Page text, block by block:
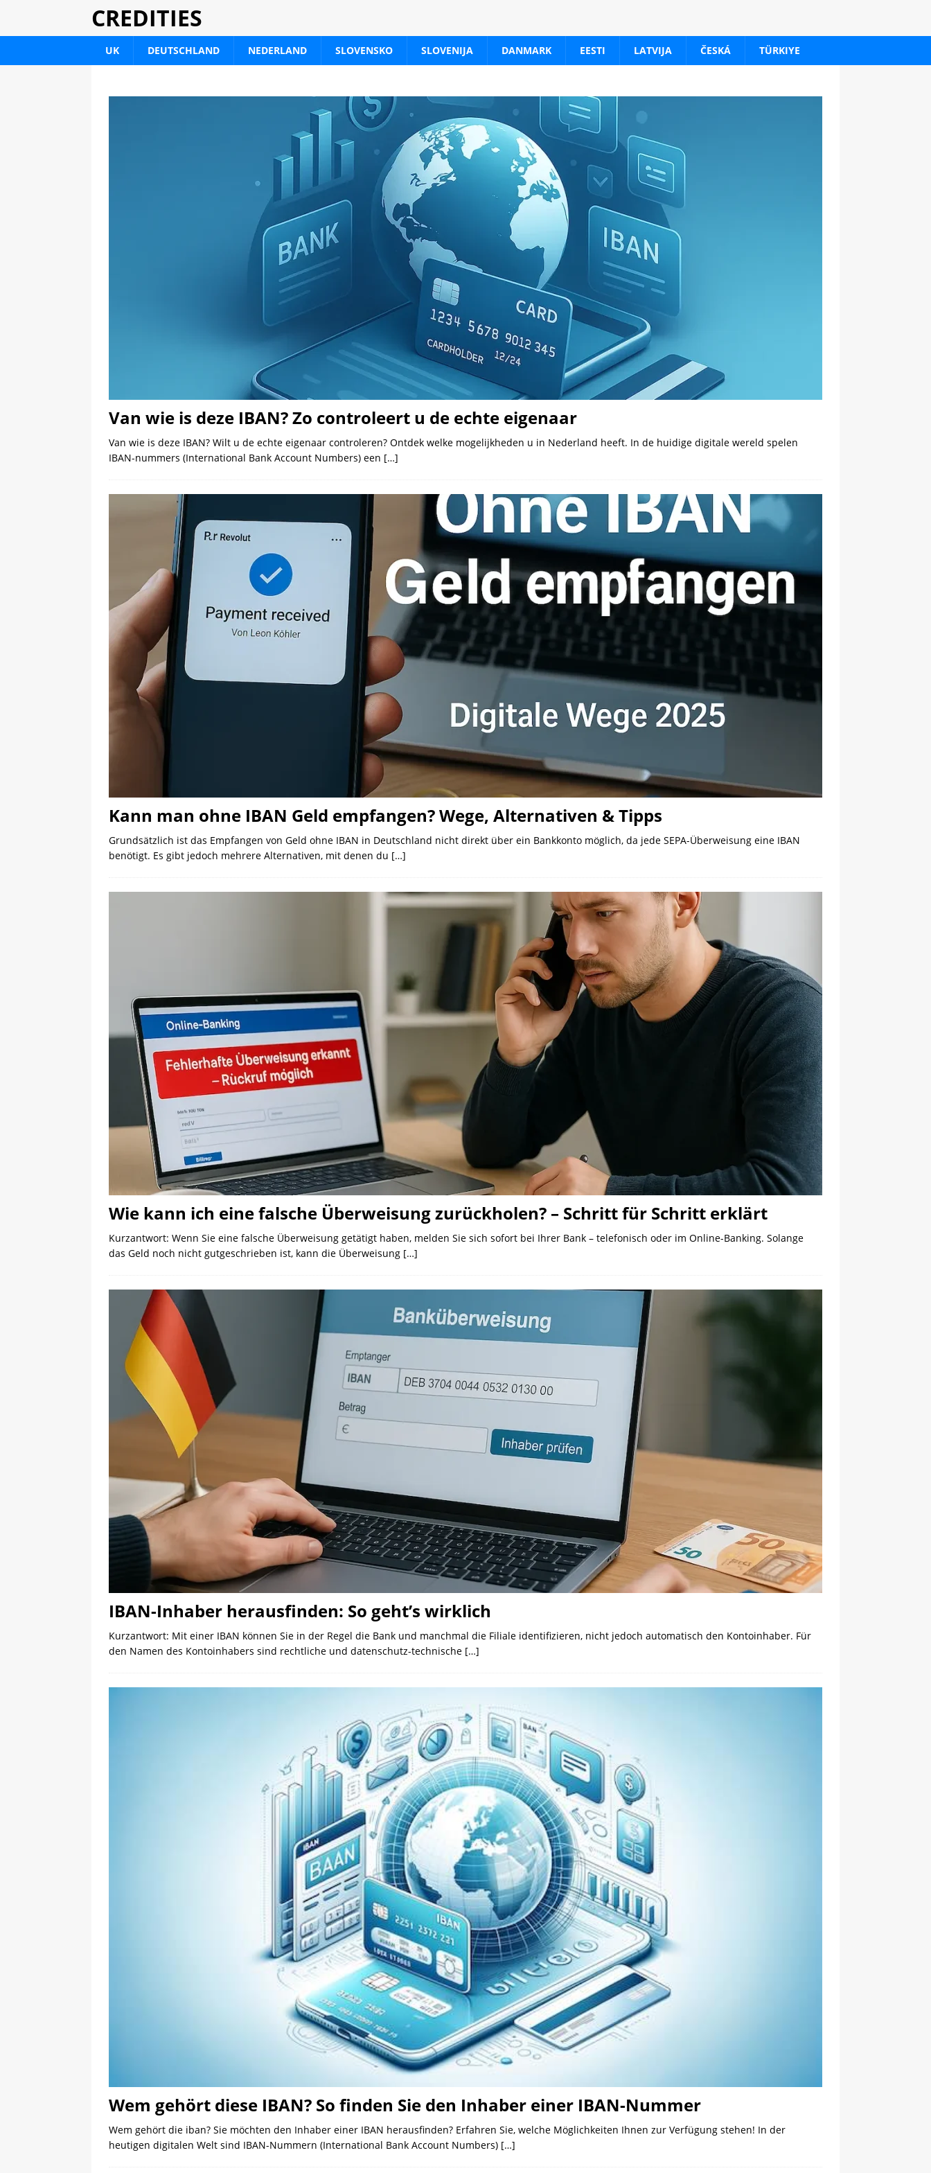
CREDITIES
UK DEUTSCHLAND NEDERLAND SLOVENSKO SLOVENIJA DANMARK EESTI LATVIJA ČESKÁ TÜRKIYE
IBAN
Van wie is deze IBAN? Zo controleert u de echte eigenaar
Van wie is deze IBAN? Wilt u de echte eigenaar controleren? Ontdek welke mogelijkheden u in Nederland heeft. In de huidige digitale wereld spelen
IBAN-nummers (International Bank Account Numbers) een […]
Kann man ohne IBAN Geld empfangen? Wege, Alternativen & Tipps
Grundsätzlich ist das Empfangen von Geld ohne IBAN in Deutschland nicht direkt über ein Bankkonto möglich, da jede SEPA-Überweisung eine IBAN
benötigt. Es gibt jedoch mehrere Alternativen, mit denen du […]
Wie kann ich eine falsche Überweisung zurückholen? – Schritt für Schritt erklärt
Kurzantwort: Wenn Sie eine falsche Überweisung getätigt haben, melden Sie sich sofort bei Ihrer Bank – telefonisch oder im Online-Banking. Solange
das Geld noch nicht gutgeschrieben ist, kann die Überweisung […]
IBAN-Inhaber herausfinden: So geht’s wirklich
Kurzantwort: Mit einer IBAN können Sie in der Regel die Bank und manchmal die Filiale identifizieren, nicht jedoch automatisch den Kontoinhaber. Für
den Namen des Kontoinhabers sind rechtliche und datenschutz-technische […]
Wem gehört diese IBAN? So finden Sie den Inhaber einer IBAN-Nummer
Wem gehört die iban? Sie möchten den Inhaber einer IBAN herausfinden? Erfahren Sie, welche Möglichkeiten Ihnen zur Verfügung stehen! In der
heutigen digitalen Welt sind IBAN-Nummern (International Bank Account Numbers) […]